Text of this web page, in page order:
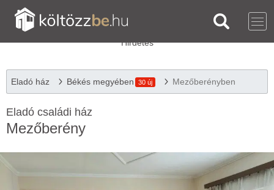
Eladó ház Békés megyében 30 új Mezőberényben
Eladó családi ház
Mezőberény